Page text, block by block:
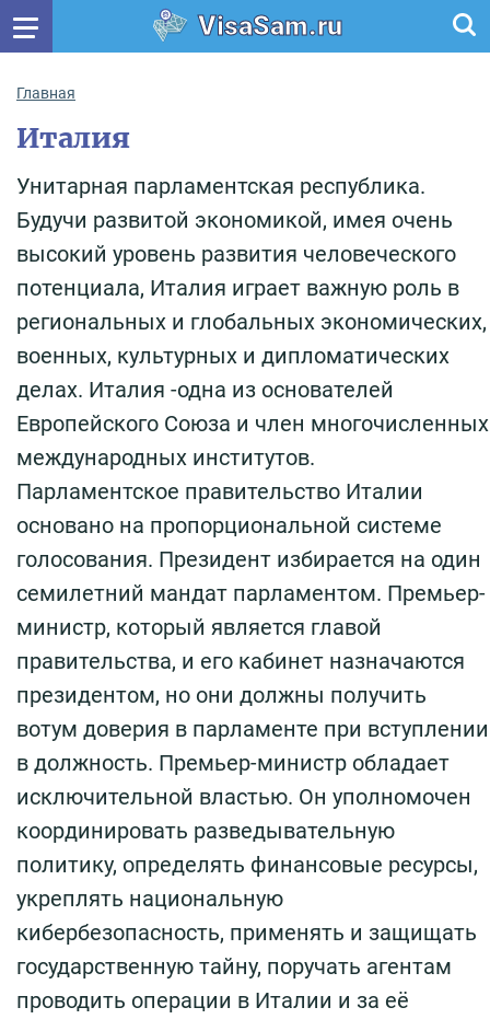
VisaSam.ru
Главная
Италия
Унитарная парламентская республика.
Будучи развитой экономикой, имея очень
высокий уровень развития человеческого
потенциала, Италия играет важную роль в
региональных и глобальных экономических,
военных, культурных и дипломатических
делах. Италия -одна из основателей
Европейского Союза и член многочисленных
международных институтов.
Парламентское правительство Италии
основано на пропорциональной системе
голосования. Президент избирается на один
семилетний мандат парламентом. Премьер-
министр, который является главой
правительства, и его кабинет назначаются
президентом, но они должны получить
вотум доверия в парламенте при вступлении
в должность. Премьер-министр обладает
исключительной властью. Он уполномочен
координировать разведывательную
политику, определять финансовые ресурсы,
укреплять национальную
кибербезопасность, применять и защищать
государственную тайну, поручать агентам
проводить операции в Италии и за её